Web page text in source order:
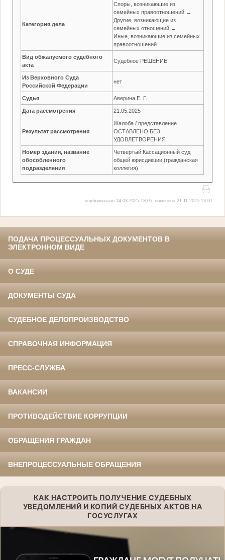
Категория дела
Споры, возникающие из
семейных правоотношений →
Другие, возникающие из
семейных отношений →
Иные, возникающие из семейных
правоотношений
Вид обжалуемого судебного
акта
Судебное РЕШЕНИЕ
Из Верховного Суда
Российской Федерации
нет
Судья Аверина Е. Г.
Дата рассмотрения 21.05.2025
Результат рассмотрения
Жалоба / представление
ОСТАВЛЕНО БЕЗ
УДОВЛЕТВОРЕНИЯ
Номер здания, название
обособленного
подразделения
Четвертый Кассационный суд
общей юрисдикции (гражданская
коллегия)
опубликовано 14.03.2025 13:05, изменено 21.11.2025 13:07
ПОДАЧА ПРОЦЕССУАЛЬНЫХ ДОКУМЕНТОВ В
ЭЛЕКТРОННОМ ВИДЕ
О СУДЕ
ДОКУМЕНТЫ СУДА
СУДЕБНОЕ ДЕЛОПРОИЗВОДСТВО
СПРАВОЧНАЯ ИНФОРМАЦИЯ
ПРЕСС-СЛУЖБА
ВАКАНСИИ
ПРОТИВОДЕЙСТВИЕ КОРРУПЦИИ
ОБРАЩЕНИЯ ГРАЖДАН
ВНЕПРОЦЕССУАЛЬНЫЕ ОБРАЩЕНИЯ
КАК НАСТРОИТЬ ПОЛУЧЕНИЕ СУДЕБНЫХ
УВЕДОМЛЕНИЙ И КОПИЙ СУДЕБНЫХ АКТОВ НА
ГОСУСЛУГАХ